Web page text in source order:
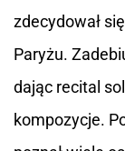
zdecydował
Paryżu.
dając recital
kompozycje.